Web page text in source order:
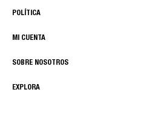
EXPLORA
SOBRE NOSOTROS
MI CUENTA
POLÍTICA